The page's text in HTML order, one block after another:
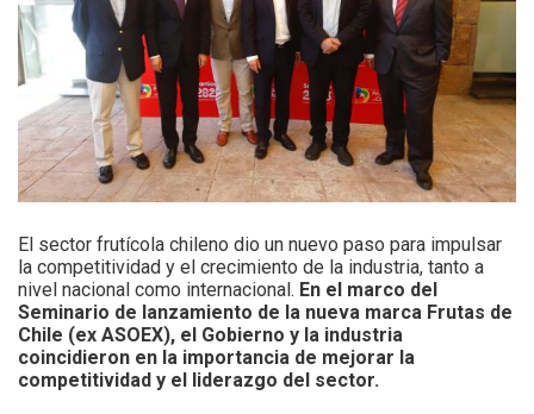
El sector frutícola chileno dio un nuevo paso para impulsar
la competitividad y el crecimiento de la industria, tanto a
nivel nacional como internacional. En el marco del
Seminario de lanzamiento de la nueva marca Frutas de
Chile (ex ASOEX), el Gobierno y la industria
coincidieron en la importancia de mejorar la
competitividad y el liderazgo del sector.